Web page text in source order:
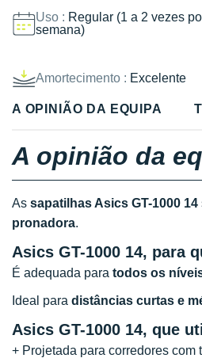
Uso : Regular (1 a 2 vezes
semana)
Amortecimento : Excelente
A OPINIÃO DA EQUIPA
A opinião da
As sapatilhas Asics GT-1000 14
pronadora.
Asics GT-1000 14, para
É adequada para todos os
Ideal para distâncias curtas e
Asics GT-1000 14, que
+ Projetada para corredores com